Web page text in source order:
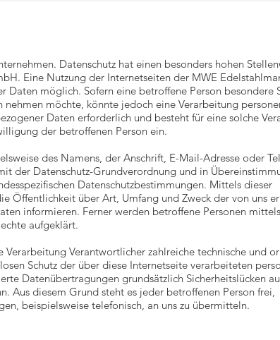
Datenschutz hat einen besonders hohen
Eine Nutzung der Internetseiten der MWE
möglich. Sofern eine betroffene Person besondere
nehmen möchte, könnte jedoch eine Verarbeitung
Daten erforderlich und besteht für eine solche
der betroffenen Person ein.
des Namens, der Anschrift, E-Mail-Adresse oder
der Datenschutz-Grundverordnung und in
Datenschutzbestimmungen. Mittels dieser
Öffentlichkeit über Art, Umfang und Zweck der von uns
informieren. Ferner werden betroffene Personen
aufgeklärt.
Verantwortlicher zahlreiche technische und
Schutz der über diese Internetseite verarbeiteten
Datenübertragungen grundsätzlich Sicherheitslücken
Aus diesem Grund steht es jeder betroffenen Person frei,
beispielsweise telefonisch, an uns zu übermitteln.